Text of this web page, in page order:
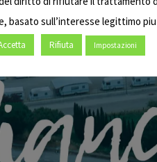
basato sull’interesse legittimo
Rifiuta Impostazioni